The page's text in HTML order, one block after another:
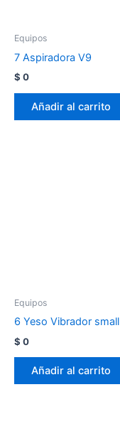
Equipos
7 Aspiradora V9
$ 0
Añadir al carrito
Equipos
6 Yeso Vibrador small
$ 0
Añadir al carrito